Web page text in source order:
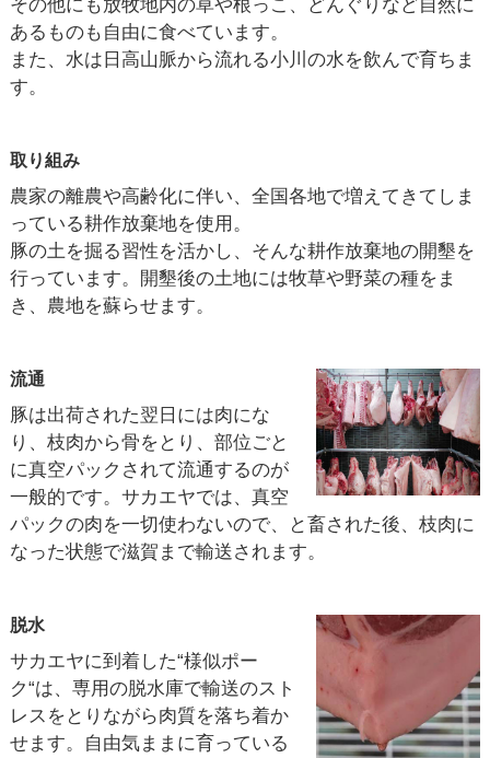
その他にも放牧地内の草や根っこ、どんぐりなど自然に
あるものも自由に食べています。
また、水は日高山脈から流れる小川の水を飲んで育ちま
す。
取り組み
農家の離農や高齢化に伴い、全国各地で増えてきてしま
っている耕作放棄地を使用。
豚の土を掘る習性を活かし、そんな耕作放棄地の開墾を
行っています。開墾後の土地には牧草や野菜の種をま
き、農地を蘇らせます。
流通
豚は出荷された翌日には肉にな
り、枝肉から骨をとり、部位ごと
に真空パックされて流通するのが
一般的です。サカエヤでは、真空
パックの肉を一切使わないので、と畜された後、枝肉に
なった状態で滋賀まで輸送されます。
脱水
サカエヤに到着した“様似ポー
ク“は、専用の脱水庫で輸送のスト
レスをとりながら肉質を落ち着か
せます。自由気ままに育っている